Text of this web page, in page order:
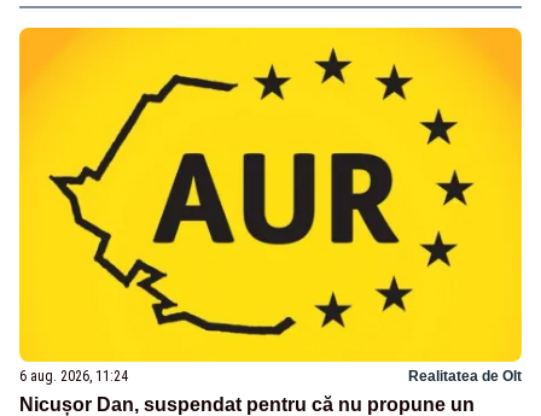
6 aug. 2026, 11:24 Realitatea de Olt
Nicușor Dan, suspendat pentru că nu propune un